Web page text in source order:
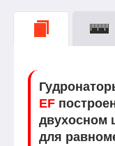
EF
двухосном
для